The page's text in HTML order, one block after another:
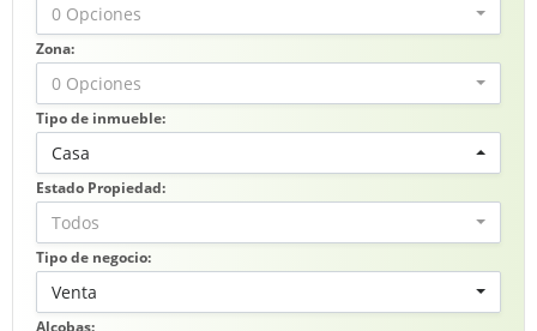
0 Opciones
Zona:
0 Opciones
Tipo de inmueble:
Casa
Estado Propiedad:
Todos
Tipo de negocio:
Venta
Alcobas: